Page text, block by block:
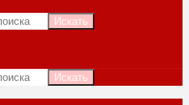
Искать
Искать